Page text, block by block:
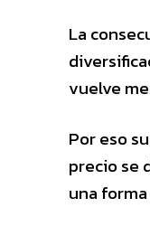
La
vuelve
Por eso
precio se
una